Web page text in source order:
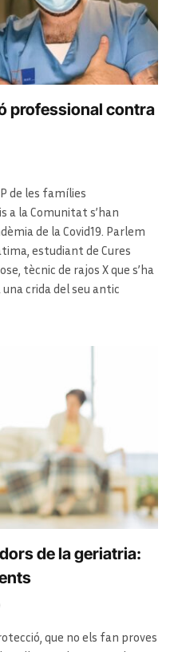
professional contra
de les famílies
a la Comunitat s’han
de la Covid19. Parlem
estudiant de Cures
tècnic de rajos X que s’ha
crida del seu antic
de la geriatria:
que no els fan proves